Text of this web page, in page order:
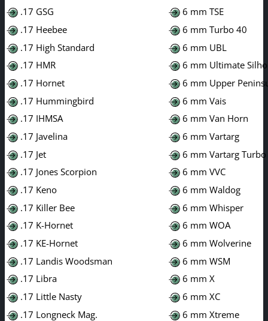
.17 GSG
.17 Heebee
.17 High Standard
.17 HMR
.17 Hornet
.17 Hummingbird
.17 IHMSA
.17 Javelina
.17 Jet
.17 Jones Scorpion
.17 Keno
.17 Killer Bee
.17 K-Hornet
.17 KE-Hornet
.17 Landis Woodsman
.17 Libra
.17 Little Nasty
.17 Longneck Mag.
6 mm TSE
6 mm Turbo 40
6 mm UBL
6 mm Ultimate
6 mm Upper
6 mm Vais
6 mm Van Horn
6 mm Vartarg
6 mm Vartarg Turbo
6 mm VVC
6 mm Waldog
6 mm Whisper
6 mm WOA
6 mm Wolverine
6 mm WSM
6 mm X
6 mm XC
6 mm Xtreme